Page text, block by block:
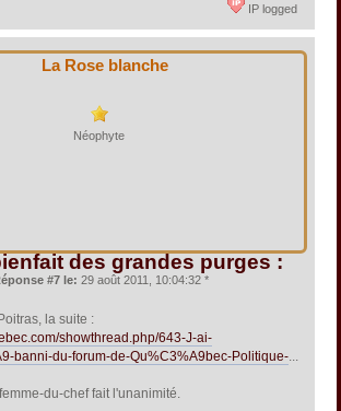
IP logged
La Rose blanche
Néophyte
des grandes purges :
#7 le: 29 août 2011, 10:04:32 *
la suite :
showthread.php/643-J-ai-
banni-du-forum-de-Qu%C3%A9bec-Politique-...
du-chef fait l'unanimité.